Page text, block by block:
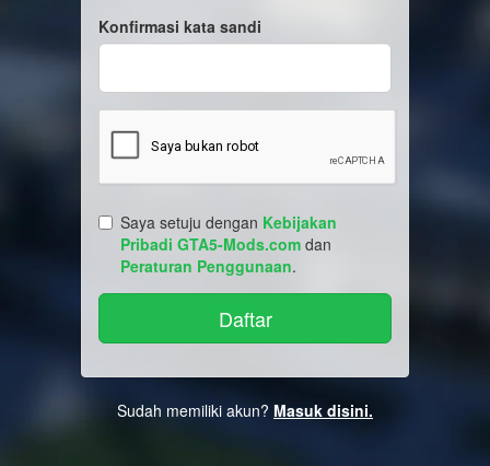
Konfirmasi kata sandi
Saya setuju dengan Kebijakan
Pribadi GTA5-Mods.com dan
Peraturan Penggunaan.
Sudah memiliki akun? Masuk disini.